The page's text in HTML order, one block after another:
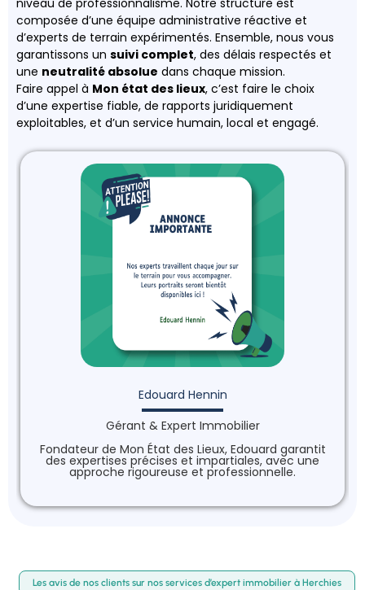
composée d’une équipe administrative réactive et
d’experts de terrain expérimentés. Ensemble, nous vous
garantissons un suivi complet, des délais respectés et
une neutralité absolue dans chaque mission.
Faire appel à Mon état des lieux, c’est faire le choix
d’une expertise fiable, de rapports juridiquement
exploitables, et d’un service humain, local et engagé.
Edouard Hennin
Gérant & Expert Immobilier
Fondateur de Mon État des Lieux, Edouard garantit
des expertises précises et impartiales, avec une
approche rigoureuse et professionnelle.
Les avis de nos clients sur nos services d’expert immobilier à Herchies